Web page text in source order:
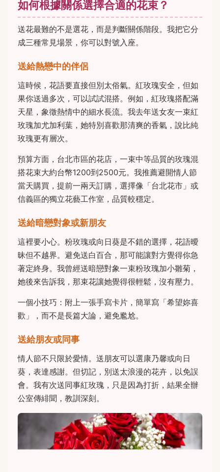
如何根據關係選擇合適的花束？
送花最難的不是選花，而是判斷關係階段。我把它分
成三種常見場景，你可以對號入座。
送給熱戀中的伴侶
這時候，花語要直接但別太俗氣。紅玫瑰安全，但如
果你送過多次，可以試試混搭。例如，紅玫瑰搭配滿
天星，象徵熱情中的細水長流。我去年送女友一束紅
玫瑰加尤加利葉，她特別喜歡那清爽的香氣，說比純
玫瑰更有層次。
預算方面，台北市區的花店，一束中等品質的玫瑰混
搭花束大約台幣1200到2500元。我推薦避開情人節
當天購買，提前一兩天訂購，選擇像「台北花市」或
信義區的獨立花藝工作室，品質較穩定。
送給暗戀對象或新朋友
這裡要小心。粉玫瑰或向日葵是不錯的選擇，花語曖
昧但不越界。避免送白百合，那可能讓對方覺得你急
著定終身。我曾經送暗戀對象一束粉玫瑰加小雛菊，
她後來告訴我，那束花讓她覺得很輕鬆，沒有壓力。
一個小技巧：附上一張手寫卡片，簡單寫「希望妳喜
歡」，而不是長篇大論，避免尷尬。
送給朋友或同事
情人節不只限於愛情。送朋友可以選康乃馨或向日
葵，表達感謝。但切記，別送太浪漫的花卉，以免誤
會。我有次送同事紅玫瑰，只是因為打折，結果全辦
公室傳緋聞，教訓深刻。